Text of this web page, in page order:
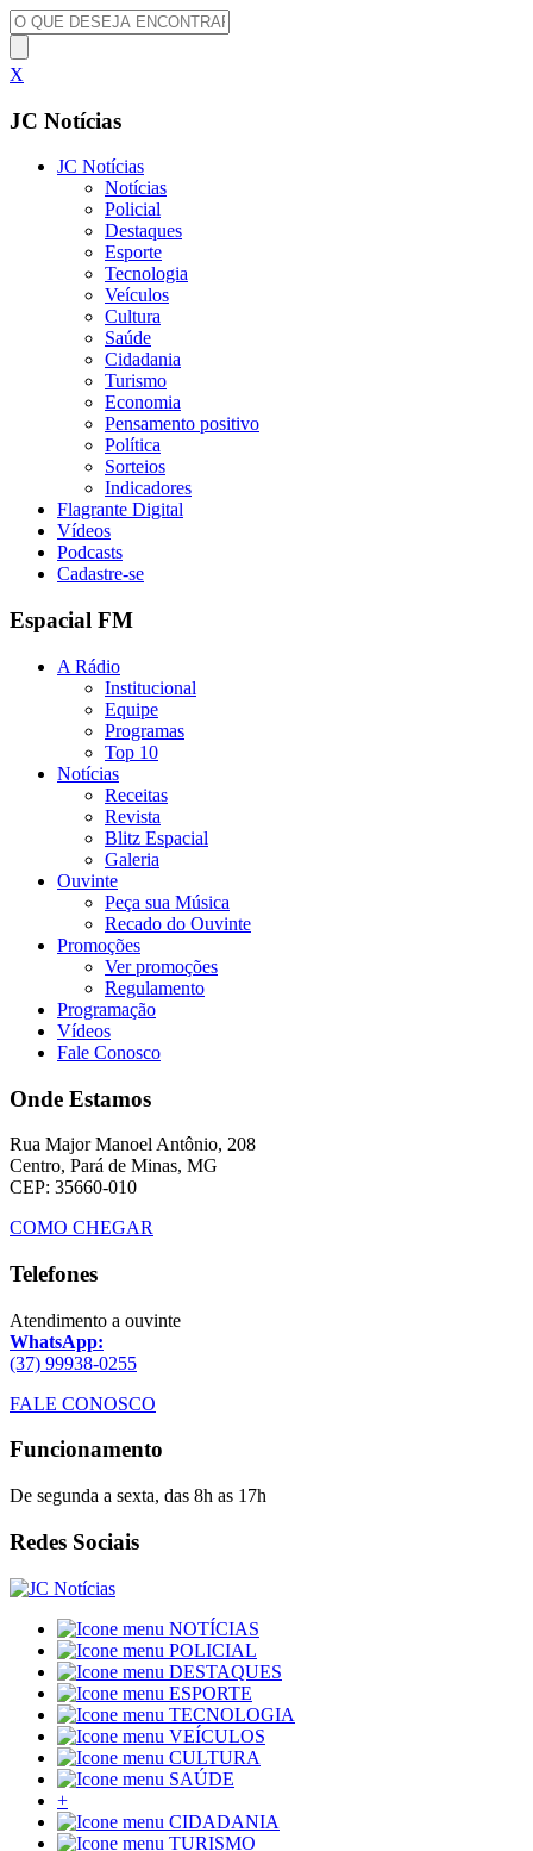
X
JC Notícias
JC Notícias
Notícias
Policial
Destaques
Esporte
Tecnologia
Veículos
Cultura
Saúde
Cidadania
Turismo
Economia
Pensamento positivo
Política
Sorteios
Indicadores
Flagrante Digital
Vídeos
Podcasts
Cadastre-se
Espacial FM
A Rádio
Institucional
Equipe
Programas
Top 10
Notícias
Receitas
Revista
Blitz Espacial
Galeria
Ouvinte
Peça sua Música
Recado do Ouvinte
Promoções
Ver promoções
Regulamento
Programação
Vídeos
Fale Conosco
Onde Estamos
Rua Major Manoel Antônio, 208
Centro, Pará de Minas, MG
CEP: 35660-010
COMO CHEGAR
Telefones
Atendimento a ouvinte
WhatsApp:
(37) 99938-0255
FALE CONOSCO
Funcionamento
De segunda a sexta, das 8h as 17h
Redes Sociais
NOTÍCIAS
POLICIAL
DESTAQUES
ESPORTE
TECNOLOGIA
VEÍCULOS
CULTURA
SAÚDE
+
CIDADANIA
TURISMO